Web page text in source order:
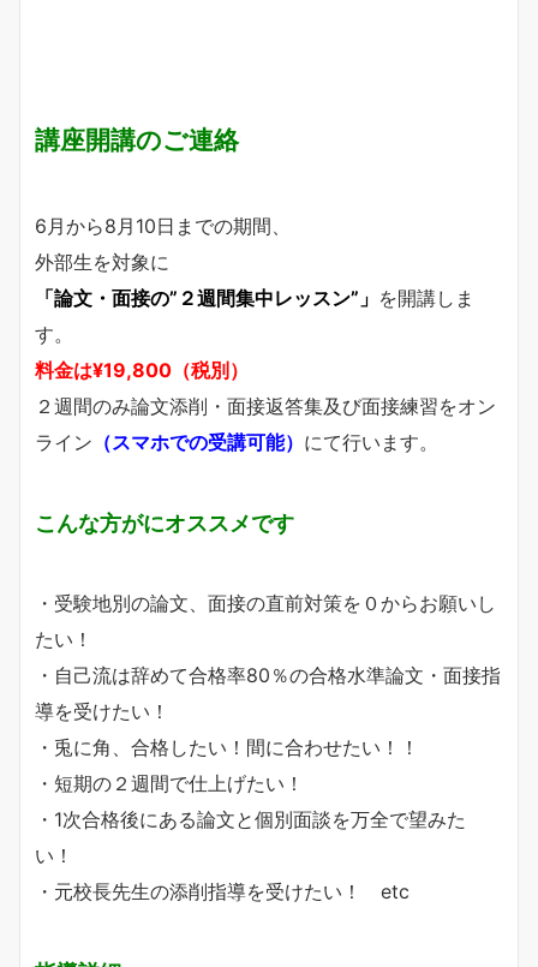
講座開講のご連絡
6月から8月10日までの期間、
外部生を対象に
「論文・面接の”２週間集中レッスン”」 を開講しま
す。
料金は¥19,800（税別）
２週間のみ論文添削・面接返答集及び面接練習をオン
ライン （スマホでの受講可能） にて行います。
こんな方がにオススメです
・受験地別の論文、面接の直前対策を０からお願いし
たい！
・自己流は辞めて合格率80％の合格水準論文・面接指
導を受けたい！
・兎に角、合格したい！間に合わせたい！！
・短期の２週間で仕上げたい！
・1次合格後にある論文と個別面談を万全で望みた
い！
・元校長先生の添削指導を受けたい！ etc